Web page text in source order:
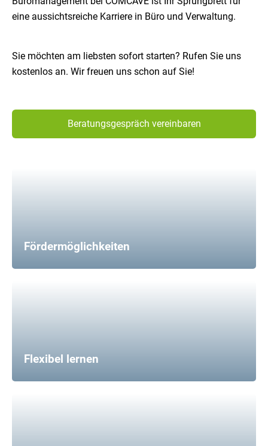
eine aussichtsreiche Karriere in Büro und Verwaltung.
Sie möchten am liebsten sofort starten? Rufen Sie uns
kostenlos an. Wir freuen uns schon auf Sie!
Beratungsgespräch vereinbaren
Fördermöglichkeiten
Flexibel lernen